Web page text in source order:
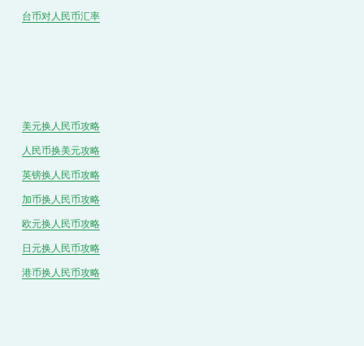
台币对人民币汇率
美元换人民币攻略
人民币换美元攻略
英镑换人民币攻略
加币换人民币攻略
欧元换人民币攻略
日元换人民币攻略
港币换人民币攻略